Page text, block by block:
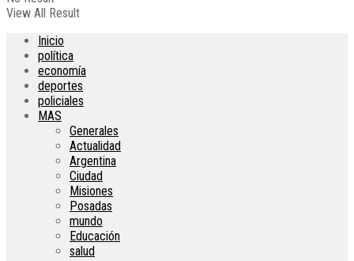
View All Result
Inicio
política
economía
deportes
policiales
MAS
Generales
Actualidad
Argentina
Ciudad
Misiones
Posadas
mundo
Educación
salud